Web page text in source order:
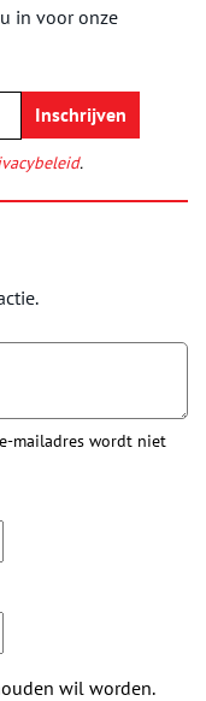
in voor onze
.
mailadres wordt niet
wil worden.